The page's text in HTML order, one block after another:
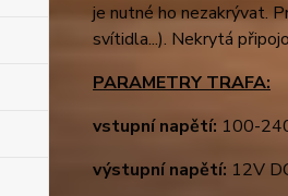
je nutné ho nezakrývat.
svítidla...). Nekrytá
PARAMETRY TRAFA:
vstupní napětí: 100-
výstupní napětí: 12V